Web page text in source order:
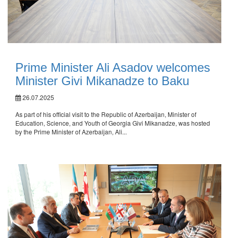
Prime Minister Ali Asadov welcomes
Minister Givi Mikanadze to Baku
26.07.2025
As part of his official visit to the Republic of Azerbaijan, Minister of
Education, Science, and Youth of Georgia Givi Mikanadze, was hosted
by the Prime Minister of Azerbaijan, Ali...